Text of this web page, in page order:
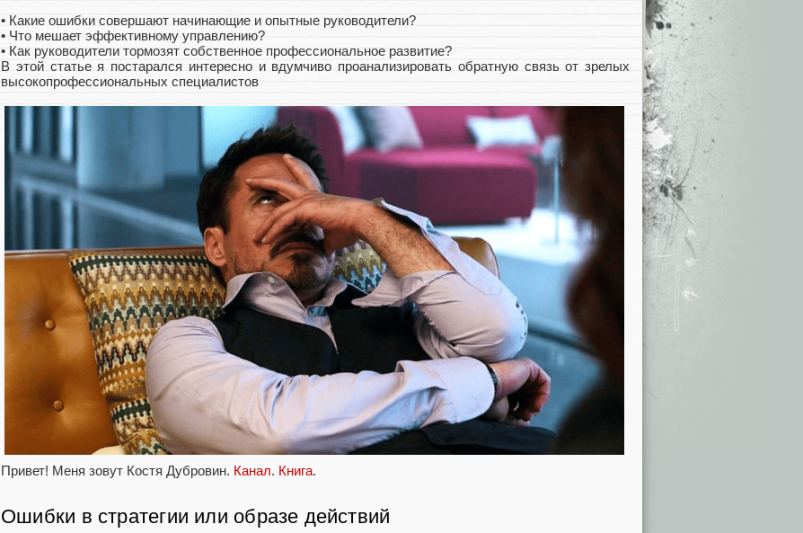
• Какие ошибки совершают начинающие и опытные руководители?
• Что мешает эффективному управлению?
• Как руководители тормозят собственное профессиональное развитие?
В этой статье я постарался интересно и вдумчиво проанализировать обратную связь от зрелых
высокопрофессиональных специалистов
Привет! Меня зовут Костя Дубровин. Канал. Книга.
Ошибки в стратегии или образе действий